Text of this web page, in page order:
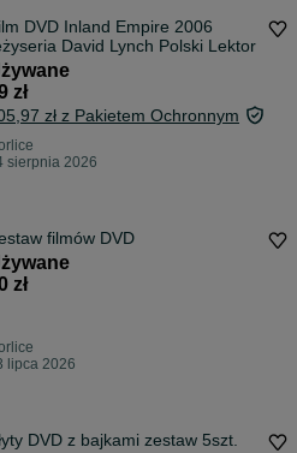
DVD Inland Empire 2006
David Lynch Polski Lektor
zł
zł z Pakietem Ochronnym
sierpnia 2026
filmów DVD
zł
lipca 2026
DVD z bajkami zestaw 5szt.